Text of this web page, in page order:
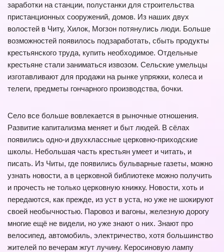
заработки на станции, полустанки для строительства
пристанционных сооружений, домов. Из наших двух
волостей в Читу, Хилок, Могзон потянулись люди. Больше
возможностей появилось подзаработать, сбыть продукты
крестьянского труда, купить необходимое. Отдельные
крестьяне стали заниматься извозом. Сельские умельцы
изготавливают для продажи на рынке упряжки, колеса и
телеги, предметы гончарного производства, бочки.
Село все больше вовлекается в рыночные отношения.
Развитие капитализма меняет и быт людей. В сёлах
появились одно-и двухклассные церковно-приходские
школы. Небольшая часть крестьян умеет и читать, и
писать. Из Читы, где появились бульварные газеты, можно
узнать новости, а в церковной библиотеке можно получить
и прочесть не только церковную книжку. Новости, хоть и
передаются, как прежде, из уст в уста, но уже не шокируют
своей необычностью. Паровоз и вагоны, железную дорогу
многие ещё не видели, но уже знают о них. Знают про
велосипед, автомобиль, электричество, хотя большинство
жителей по вечерам жгут лучину. Керосиновую лампу